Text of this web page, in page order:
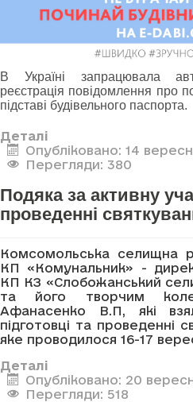
В Україні запрацювала
реєстрація повідомлення про
підставі будівельного паспорта.
Деталі
Опубліковано: 14
Перегляди: 380
Подяка за активну
проведенні
Комсомольська селищна
КП «Комунальник» -
КП КЗ «Слобожанський
та його творчим
Афанасенко В.П, які
підготовці та проведенні
яке проводилося 16-17
Деталі
Опубліковано: 20
Перегляди: 518